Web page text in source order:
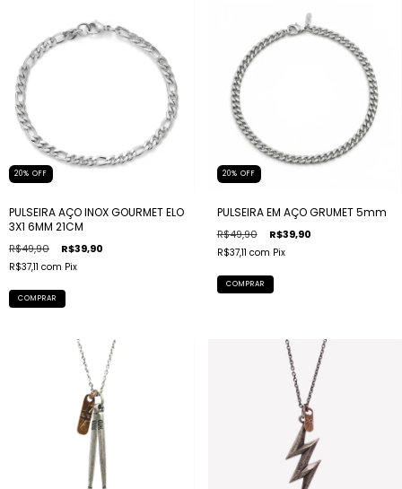
20% OFF
PULSEIRA AÇO INOX GOURMET ELO
3X1 6MM 21CM
R$49,90 R$39,90
R$37,11 com Pix
COMPRAR
20% OFF
PULSEIRA EM AÇO GRUMET 5mm
R$49,90 R$39,90
R$37,11 com Pix
COMPRAR